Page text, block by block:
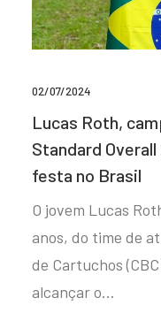
02/07/2024
Lucas Roth,
Standard
festa no Brasil
O jovem Lucas
anos, do time de
de Cartuchos
alcançar o…